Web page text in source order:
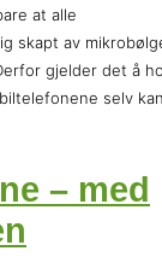
at alle
skapt av
gjelder det å
selv
– med